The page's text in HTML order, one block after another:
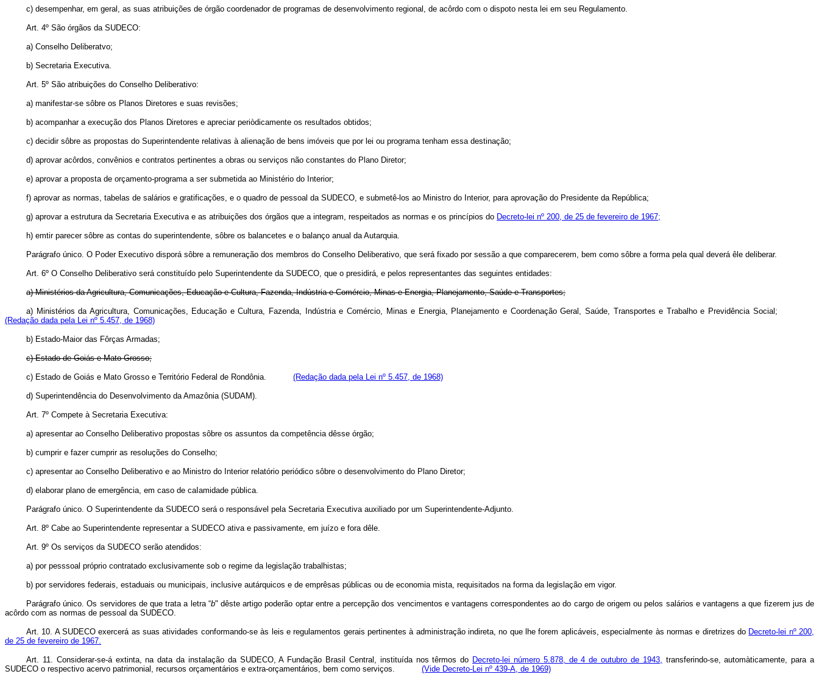
c) desempenhar, em geral, as suas atribuições de órgão coordenador de programas de desenvolvimento regional, de acôrdo com o dispoto nesta lei em seu Regulamento.
Art. 4º São órgãos da SUDECO:
a) Conselho Deliberatvo;
b) Secretaria Executiva.
Art. 5º São atribuições do Conselho Deliberativo:
a) manifestar-se sôbre os Planos Diretores e suas revisões;
b) acompanhar a execução dos Planos Diretores e apreciar periòdicamente os resultados obtidos;
c) decidir sôbre as propostas do Superintendente relativas à alienação de bens imóveis que por lei ou programa tenham essa destinação;
d) aprovar acôrdos, convênios e contratos pertinentes a obras ou serviços não constantes do Plano Diretor;
e) aprovar a proposta de orçamento-programa a ser submetida ao Ministério do Interior;
f) aprovar as normas, tabelas de salários e gratificações, e o quadro de pessoal da SUDECO, e submetê-los ao Ministro do Interior, para aprovação do Presidente da República;
g) aprovar a estrutura da Secretaria Executiva e as atribuições dos órgãos que a integram, respeitados as normas e os princípios do Decreto-lei nº 200, de 25 de fevereiro de 1967;
h) emtir parecer sôbre as contas do superintendente, sôbre os balancetes e o balanço anual da Autarquia.
Parágrafo único. O Poder Executivo disporá sôbre a remuneração dos membros do Conselho Deliberativo, que será fixado por sessão a que comparecerem, bem como sôbre a forma pela qual deverá êle deliberar.
Art. 6º O Conselho Deliberativo será constituído pelo Superintendente da SUDECO, que o presidirá, e pelos representantes das seguintes entidades:
a) Ministérios da Agricultura, Comunicações, Educação e Cultura, Fazenda, Indústria e Comércio, Minas e Energia, Planejamento, Saúde e Transportes;
a) Ministérios da Agricultura, Comunicações, Educação e Cultura, Fazenda, Indústria e Comércio, Minas e Energia, Planejamento e Coordenação Geral, Saúde, Transportes e Trabalho e Previdência Social;
(Redação dada pela Lei nº 5.457, de 1968)
b) Estado-Maior das Fôrças Armadas;
c) Estado de Goiás e Mato Grosso;
c) Estado de Goiás e Mato Grosso e Território Federal de Rondônia. (Redação dada pela Lei nº 5.457, de 1968)
d) Superintendência do Desenvolvimento da Amazônia (SUDAM).
Art. 7º Compete à Secretaria Executiva:
a) apresentar ao Conselho Deliberativo propostas sôbre os assuntos da competência dêsse órgão;
b) cumprir e fazer cumprir as resoluções do Conselho;
c) apresentar ao Conselho Deliberativo e ao Ministro do Interior relatório periódico sôbre o desenvolvimento do Plano Diretor;
d) elaborar plano de emergência, em caso de caIamidade pública.
Parágrafo único. O Superintendente da SUDECO será o responsável pela Secretaria Executiva auxiliado por um Superintendente-Adjunto.
Art. 8º Cabe ao Superintendente representar a SUDECO ativa e passivamente, em juízo e fora dêle.
Art. 9º Os serviços da SUDECO serão atendidos:
a) por pesssoal próprio contratado exclusivamente sob o regime da legislação trabalhistas;
b) por servidores federais, estaduais ou municipais, inclusive autárquicos e de emprêsas públicas ou de economia mista, requisitados na forma da legislação em vigor.
Parágrafo único. Os servidores de que trata a letra “b" dêste artigo poderão optar entre a percepção dos vencimentos e vantagens correspondentes ao do cargo de origem ou pelos salários e vantagens a que fizerem jus de
acôrdo com as normas de pessoal da SUDECO.
Art. 10. A SUDECO exercerá as suas atividades conformando-se às leis e regulamentos gerais pertinentes à administração indireta, no que lhe forem aplicáveis, especialmente às normas e diretrizes do Decreto-lei nº 200,
de 25 de fevereiro de 1967.
Art. 11. Considerar-se-á extinta, na data da instalação da SUDECO, A Fundação Brasil Central, instituída nos têrmos do Decreto-lei número 5.878, de 4 de outubro de 1943, transferindo-se, automàticamente, para a
SUDECO o respectivo acervo patrimonial, recursos orçamentários e extra-orçamentários, bem como serviços. (Vide Decreto-Lei nº 439-A, de 1969)